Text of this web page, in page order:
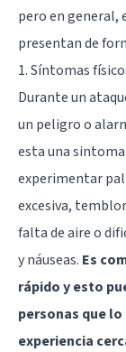
pero en general,
presentan de
1. Síntomas
Durante un
un peligro o
esta una
experimentar
excesiva,
falta de aire o
y náuseas. Es
rápido y esto
personas que
experiencia